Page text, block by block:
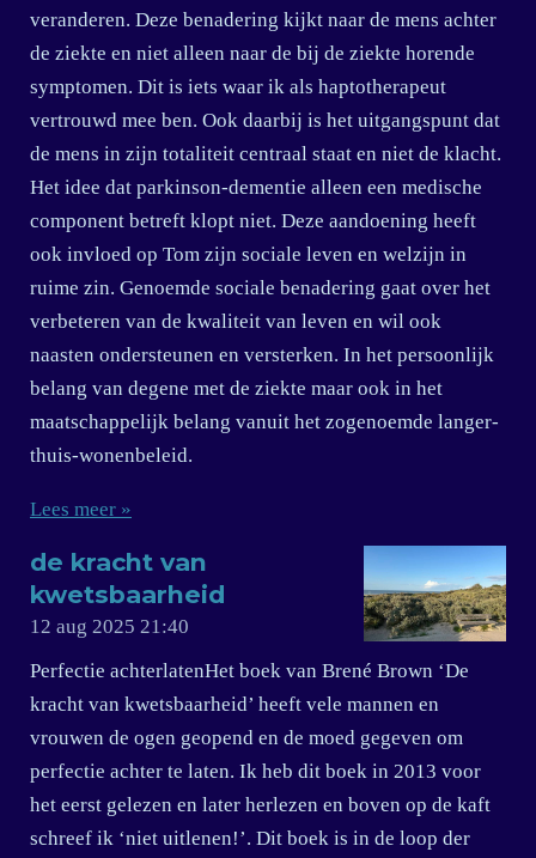
veranderen. Deze benadering kijkt naar de mens achter
de ziekte en niet alleen naar de bij de ziekte horende
symptomen. Dit is iets waar ik als haptotherapeut
vertrouwd mee ben. Ook daarbij is het uitgangspunt dat
de mens in zijn totaliteit centraal staat en niet de klacht.
Het idee dat parkinson-dementie alleen een medische
component betreft klopt niet. Deze aandoening heeft
ook invloed op Tom zijn sociale leven en welzijn in
ruime zin. Genoemde sociale benadering gaat over het
verbeteren van de kwaliteit van leven en wil ook
naasten ondersteunen en versterken. In het persoonlijk
belang van degene met de ziekte maar ook in het
maatschappelijk belang vanuit het zogenoemde langer-
thuis-wonenbeleid.
Lees meer »
de kracht van
kwetsbaarheid
12 aug 2025 21:40
Perfectie achterlatenHet boek van Brené Brown ‘De
kracht van kwetsbaarheid’ heeft vele mannen en
vrouwen de ogen geopend en de moed gegeven om
perfectie achter te laten. Ik heb dit boek in 2013 voor
het eerst gelezen en later herlezen en boven op de kaft
schreef ik ‘niet uitlenen!’. Dit boek is in de loop der